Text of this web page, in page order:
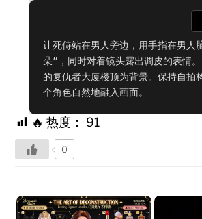
让死侍站在男人旁边，用手指在男人
朵”，同时对着镜头露出调皮的表情
的复仇者大厦楼顶为背景。保持自拍
个角色自然地融入画面。
🔥 热度： 91
0